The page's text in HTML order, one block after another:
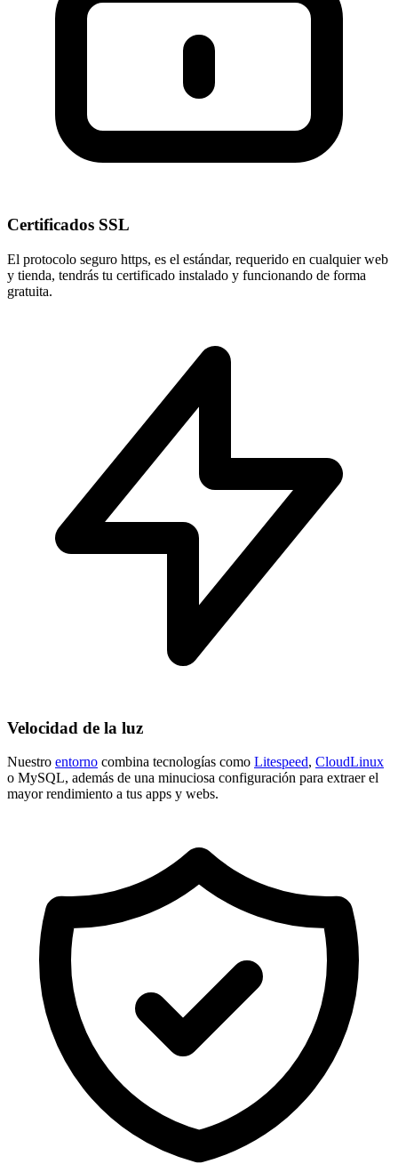
Certificados SSL
El protocolo seguro https, es el estándar, requerido en cualquier web
y tienda, tendrás tu certificado instalado y funcionando de forma
gratuita.
Velocidad de la luz
Nuestro entorno combina tecnologías como Litespeed, CloudLinux
o MySQL, además de una minuciosa configuración para extraer el
mayor rendimiento a tus apps y webs.